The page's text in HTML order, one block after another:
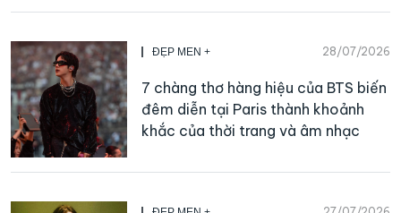
ĐẸP MEN + 28/07/2026
7 chàng thơ hàng hiệu của BTS biến
đêm diễn tại Paris thành khoảnh
khắc của thời trang và âm nhạc